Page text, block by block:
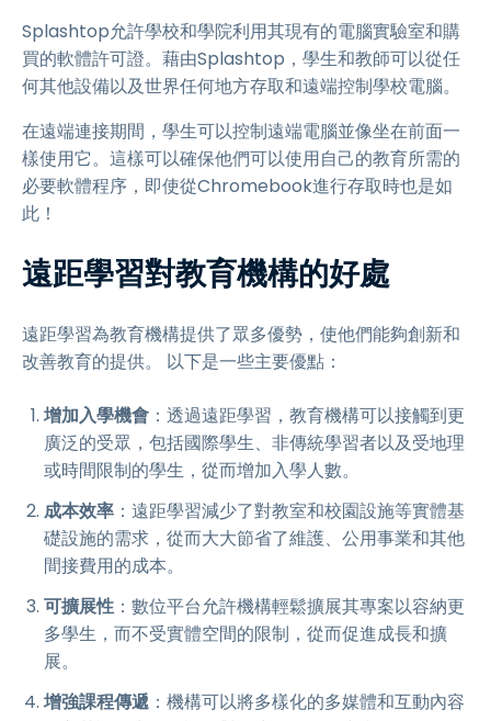
Splashtop允許學校和學院利用其現有的電腦實驗室和購
買的軟體許可證。藉由Splashtop，學生和教師可以從任
何其他設備以及世界任何地方存取和遠端控制學校電腦。
在遠端連接期間，學生可以控制遠端電腦並像坐在前面一
樣使用它。這樣可以確保他們可以使用自己的教育所需的
必要軟體程序，即使從Chromebook進行存取時也是如
此！
遠距學習對教育機構的好處
遠距學習為教育機構提供了眾多優勢，使他們能夠創新和
改善教育的提供。 以下是一些主要優點：
增加入學機會 ：透過遠距學習，教育機構可以接觸到更
廣泛的受眾，包括國際學生、非傳統學習者以及受地理
或時間限制的學生，從而增加入學人數。
成本效率 ：遠距學習減少了對教室和校園設施等實體基
礎設施的需求，從而大大節省了維護、公用事業和其他
間接費用的成本。
可擴展性 ：數位平台允許機構輕鬆擴展其專案以容納更
多學生，而不受實體空間的限制，從而促進成長和擴
展。
增強課程傳遞 ：機構可以將多樣化的多媒體和互動內容